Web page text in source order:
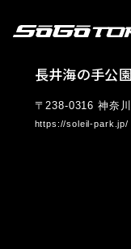
長井海の手公
〒238-0316 神奈
https://soleil-park.jp/